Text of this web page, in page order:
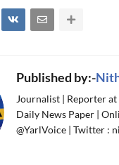
Published by:-
Journalist | Reporter
Daily News Paper |
@YarlVoice | Twitter :